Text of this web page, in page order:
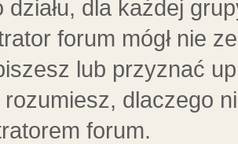
działu, dla każdej
forum mógł nie
lub przyznać
dlaczego
forum.